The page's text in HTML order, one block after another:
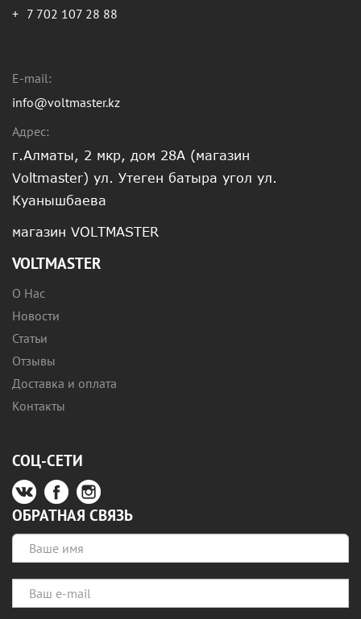
+ 7 702 107 28 88
E-mail:
info@voltmaster.kz
Адрес:
г.Алматы, 2 мкр, дом 28А (магазин
Voltmaster) ул. Утеген батыра угол ул.
Куанышбаева
магазин VOLTMASTER
VOLTMASTER
О Нас
Новости
Статьи
Отзывы
Доставка и оплата
Контакты
СОЦ-СЕТИ
ОБРАТНАЯ СВЯЗЬ